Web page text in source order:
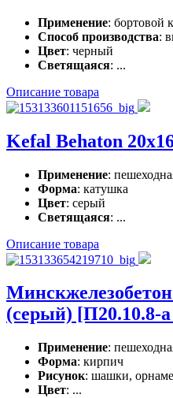
Применение: бортовой
Способ производства:
Цвет: черный
Светящаяся: ...
Описание товара
Kefal Behaton
Применение:
Форма: катушка
Цвет: серый
Светящаяся: ...
Описание товара
(серый) [П20.10.8-
Применение:
Форма: кирпич
Рисунок: шашки,
Цвет: ...